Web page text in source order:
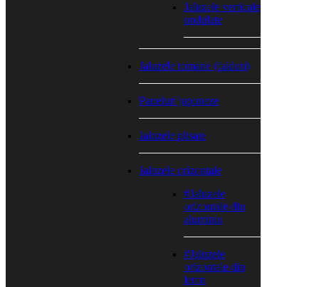
Jaluzele verticale
ondulate
Jaluzele romane (falduri)
Paneluri japoneze
Jaluzele plisate
Jaluzele orizontale
#Jaluzele
orizontale din
aluminiu
#Jaluzele
orizontale din
lemn